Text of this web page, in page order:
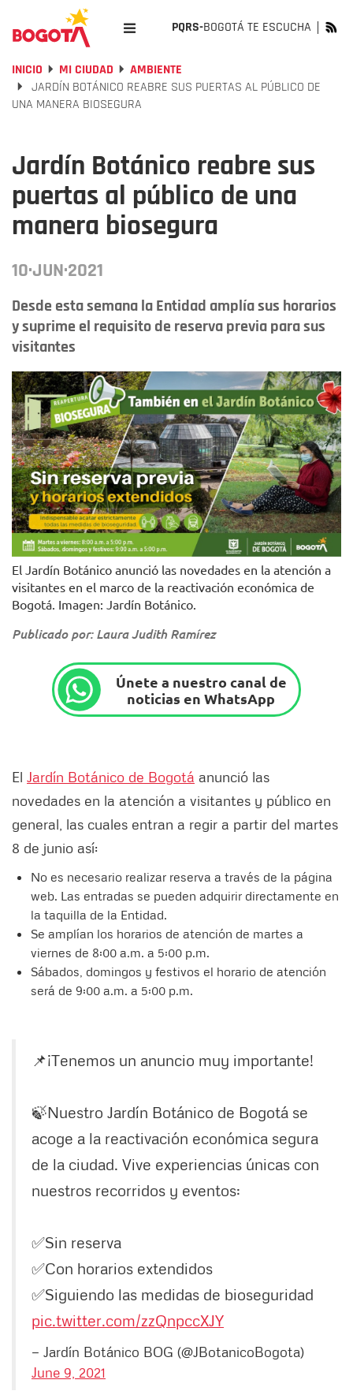
PQRS-BOGOTÁ TE ESCUCHA
INICIO MI CIUDAD
AMBIENTE
JARDÍN BOTÁNICO REABRE SUS PUERTAS AL PÚBLICO DE
UNA MANERA BIOSEGURA
Jardín Botánico reabre sus
puertas al público de una
manera biosegura
10·JUN·2021
Desde esta semana la Entidad amplía sus horarios
y suprime el requisito de reserva previa para sus
visitantes
El Jardín Botánico anunció las novedades en la atención a
visitantes en el marco de la reactivación económica de
Bogotá. Imagen: Jardín Botánico.
Publicado por: Laura Judith Ramírez
Únete a nuestro canal de
noticias en WhatsApp
El Jardín Botánico de Bogotá anunció las
novedades en la atención a visitantes y público en
general, las cuales entran a regir a partir del martes
8 de junio así:
No es necesario realizar reserva a través de la página
web. Las entradas se pueden adquirir directamente en
la taquilla de la Entidad.
Se amplían los horarios de atención de martes a
viernes de 8:00 a.m. a 5:00 p.m.
Sábados, domingos y festivos el horario de atención
será de 9:00 a.m. a 5:00 p.m.
📌¡Tenemos un anuncio muy importante!
🍃Nuestro Jardín Botánico de Bogotá se
acoge a la reactivación económica segura
de la ciudad. Vive experiencias únicas con
nuestros recorridos y eventos:
✅Sin reserva
✅Con horarios extendidos
✅Siguiendo las medidas de bioseguridad
pic.twitter.com/zzQnpccXJY
— Jardín Botánico BOG (@JBotanicoBogota)
June 9, 2021